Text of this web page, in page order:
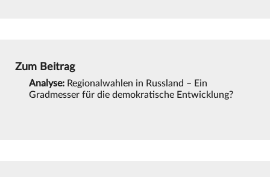
Zum Beitrag
Analyse: Regionalwahlen in Russland – Ein
Gradmesser für die demokratische Entwicklung?